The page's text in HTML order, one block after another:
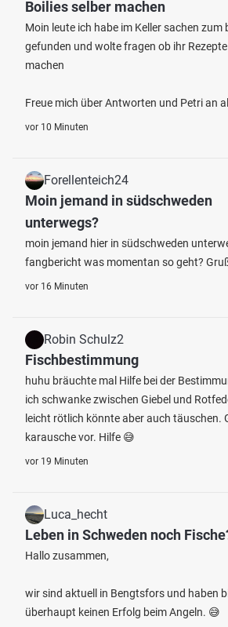
Boilies selber machen
Moin leute ich habe im Keller sachen zum
gefunden und wolte fragen ob ihr
machen
Freue mich über Antworten und Petri an
vor 10 Minuten
Forellenteich24
Moin jemand in südschweden
unterwegs?
moin jemand hier in südschweden
fangbericht was momentan so geht?
vor 16 Minuten
Robin Schulz2
Fischbestimmung
huhu bräuchte mal Hilfe bei der
ich schwanke zwischen Giebel und
leicht rötlich könnte aber auch täuschen.
karausche vor. Hilfe 😅
vor 19 Minuten
Luca_hecht
Leben in Schweden noch
Hallo zusammen,
wir sind aktuell in Bengtsfors und haben
überhaupt keinen Erfolg beim Angeln. 😅